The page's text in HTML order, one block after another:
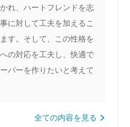
れ、ハートフレンドを志
に対して工夫を加えるこ
す。そして、この性格を
の対応を工夫し、快適で
パーを作りたいと考えて
全ての内容を見る